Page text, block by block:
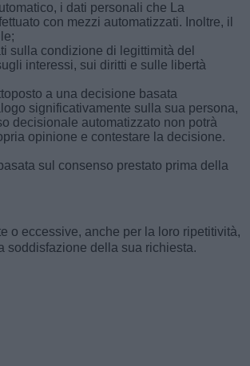
i dati personali che La
con mezzi automatizzati. Inoltre, il
sulla condizione di legittimità del
interessi, sui diritti e sulle libertà
a una decisione basata
significativamente sulla sua persona,
decisionale automatizzato non potrà
opinione e contestare la decisione.
sul consenso prestato prima della
o eccessive, anche per la loro ripetitività,
soddisfazione della sua richiesta.